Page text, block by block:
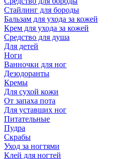
Стайлинг для бороды
Бальзам для ухода за кожей
Крем для ухода за кожей
Средство для душа
Для детей
Ноги
Ванночки для ног
Дезодоранты
Кремы
Для сухой кожи
От запаха пота
Для уставших ног
Питательные
Пудра
Скрабы
Уход за ногтями
Клей для ногтей